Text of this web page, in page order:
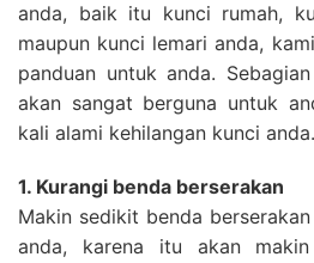
anda, baik itu kunci rumah,
maupun kunci lemari anda,
panduan untuk anda.
akan sangat berguna untuk
kali alami kehilangan kunci anda.
1. Kurangi benda berserakan
Makin sedikit benda
anda, karena itu akan